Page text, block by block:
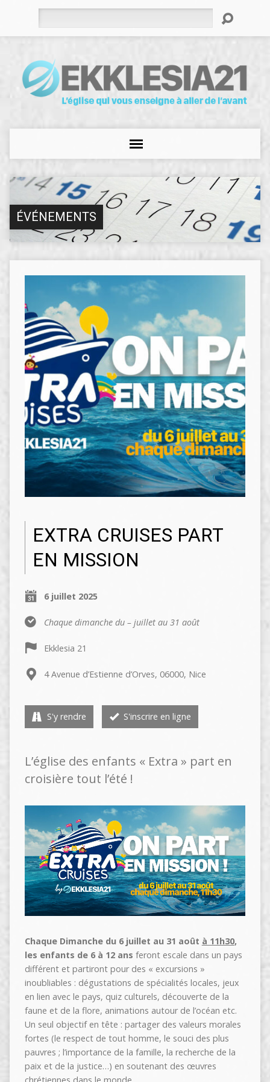
ÉVÉNEMENTS
EXTRA CRUISES PART
EN MISSION
6 juillet 2025
Chaque dimanche du – juillet au 31 août
Ekklesia 21
4 Avenue d’Estienne d’Orves, 06000, Nice
S'y rendre S'inscrire en ligne
L’église des enfants « Extra » part en
croisière tout l’été !
Chaque Dimanche du 6 juillet au 31 août à 11h30,
les enfants de 6 à 12 ans feront escale dans un pays
différent et partiront pour des « excursions »
inoubliables : dégustations de spécialités locales, jeux
en lien avec le pays, quiz culturels, découverte de la
faune et de la flore, animations autour de l’océan etc.
Un seul objectif en tête : partager des valeurs morales
fortes (le respect de tout homme, le souci des plus
pauvres ; l’importance de la famille, la recherche de la
paix et de la justice…) en soutenant des œuvres